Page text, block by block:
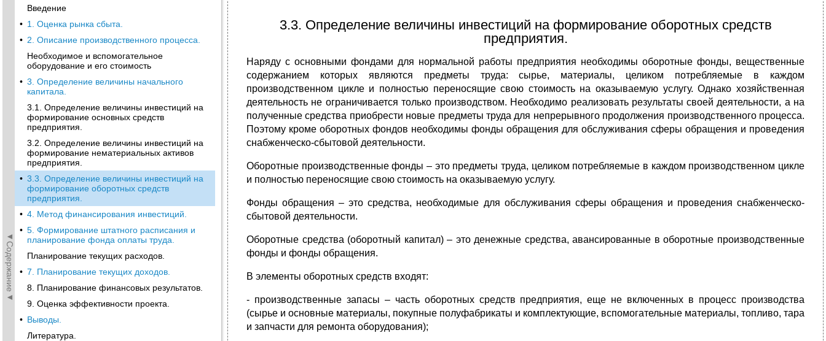
◄Содержание◄
Введение
• 1. Оценка рынка сбыта.
• 2. Описание производственного процесса.
Необходимое и вспомогательное
оборудование и его стоимость
• 3. Определение величины начального
капитала.
3.1. Определение величины инвестиций на
формирование основных средств
предприятия.
3.2. Определение величины инвестиций на
формирование нематериальных активов
предприятия.
• 3.3. Определение величины инвестиций на
формирование оборотных средств
предприятия.
• 4. Метод финансирования инвестиций.
• 5. Формирование штатного расписания и
планирование фонда оплаты труда.
Планирование текущих расходов.
• 7. Планирование текущих доходов.
8. Планирование финансовых результатов.
9. Оценка эффективности проекта.
• Выводы.
Литература.
3.3. Определение величины инвестиций на формирование оборотных средств
предприятия.
Наряду с основными фондами для нормальной работы предприятия необходимы оборотные фонды, вещественные
содержанием которых являются предметы труда: сырье, материалы, целиком потребляемые в каждом
производственном цикле и полностью переносящие свою стоимость на оказываемую услугу. Однако хозяйственная
деятельность не ограничивается только производством. Необходимо реализовать результаты своей деятельности, а на
полученные средства приобрести новые предметы труда для непрерывного продолжения производственного процесса.
Поэтому кроме оборотных фондов необходимы фонды обращения для обслуживания сферы обращения и проведения
снабженческо-сбытовой деятельности.
Оборотные производственные фонды – это предметы труда, целиком потребляемые в каждом производственном цикле
и полностью переносящие свою стоимость на оказываемую услугу.
Фонды обращения – это средства, необходимые для обслуживания сферы обращения и проведения снабженческо-
сбытовой деятельности.
Оборотные средства (оборотный капитал) – это денежные средства, авансированные в оборотные производственные
фонды и фонды обращения.
В элементы оборотных средств входят:
- производственные запасы – часть оборотных средств предприятия, еще не включенных в процесс производства
(сырье и основные материалы, покупные полуфабрикаты и комплектующие, вспомогательные материалы, топливо, тара
и запчасти для ремонта оборудования);